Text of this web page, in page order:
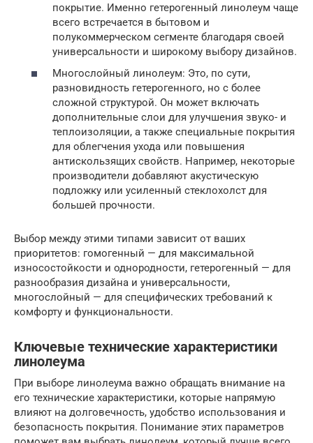
покрытие. Именно гетерогенный линолеум чаще
всего встречается в бытовом и
полукоммерческом сегменте благодаря своей
универсальности и широкому выбору дизайнов.
Многослойный линолеум: Это, по сути,
разновидность гетерогенного, но с более
сложной структурой. Он может включать
дополнительные слои для улучшения звуко- и
теплоизоляции, а также специальные покрытия
для облегчения ухода или повышения
антискользящих свойств. Например, некоторые
производители добавляют акустическую
подложку или усиленный стеклохолст для
большей прочности.
Выбор между этими типами зависит от ваших
приоритетов: гомогенный — для максимальной
износостойкости и однородности, гетерогенный — для
разнообразия дизайна и универсальности,
многослойный — для специфических требований к
комфорту и функциональности.
Ключевые технические характеристики
линолеума
При выборе линолеума важно обращать внимание на
его технические характеристики, которые напрямую
влияют на долговечность, удобство использования и
безопасность покрытия. Понимание этих параметров